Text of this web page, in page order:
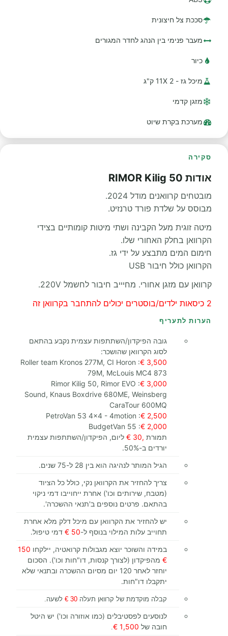
סככת צל חיצונית
מעבר פנימי בין הנהג לחדר המגורים
כיור
מיכל גז - 2 11X ק"ג
מזגן קדמי
מערכת בקרת שיוט
סקירה
אודות RIMOR Kilig 50
מובטחים קרוואנים מודל 2024.
מבוסס על שלדת פורד טרנזיט.
מיטה זוגית מעל הקבינה ושתי מיטות קומותיים בצידי
הקרוואן בחלק האחורי שלו.
חימום המים מתבצע על ידי גז.
הקרוואן כולל חיבור USB
קרוואן עם מזגן אחורי. מחיייב חיבור לחשמל 220V.
2 כיסאות ילדים/בוסטרים יכולים להתחבר בקרוואן זה
הערות לתעריף
גובה הפיקדון/השתתפות עצמית נקבע בהתאם
לסוג הקרוואן שהושכר:
3,500 €
:
Roller team Kronos 277M, CI Horon
79M, McLouis MC4 873
3,000 €
:
Rimor Kilig 50, Rimor EVO
Sound, Knaus Boxdrive 680ME, Weinsberg
CaraTour 600MQ
2,500 €
:
PetroVan 53 4x4 - 4motion
2,000 €
:
BudgetVan 55
תמורת ,30 €
ליום, הפיקדון/השתתפות עצמית
יורדים ב-50%.
הגיל המותר לנהיגה הוא בין 28 ל-75 שנים.
צריך להחזיר את הקרוואן נקי, כולל כל הציוד
(מטבח, שירותים וכו') אחרת ייחוייבו דמי ניקוי
בהתאם. פרטים נוספים ב'תנאי ההשכרה'.
יש להחזיר את הקרוואן עם מיכל דלק מלא אחרת
תחוייב עלות המילוי בנוסף ל-50 €
דמי טיפול.
במידה והשוכר יוצא מגבולות קרואטיה, יילקחו 150
€ מהפיקדון (לצורך קנסות, דו"חות וכו'). הסכום
יוחזר לאחר 120 יום מסיום ההשכרה ובתנאי שלא
יתקבלו דו"חות.
קבלה מוקדמת של קרוואן תעלה 30 € לשעה.
לנוסעים לפסטיבלים (כמו אוזורה וכו') יש היטל
חובה של 1,500 €
.